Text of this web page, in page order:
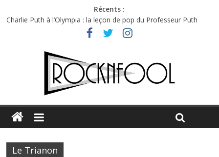
Récents :
Charlie Puth à l’Olympia : la leçon de pop du Professeur Puth
Festival Triptyque : un nouveau festival de musique indépendant
Hellfest 2026 vendredi : température et émotions en hausse
Hellfest 2026 jeudi : impossible de choisir entre chaleur et bonne
Première édition du Midgard Festival : entre bière, métal et
Le Trianon